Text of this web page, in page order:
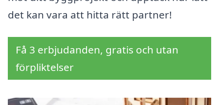
det kan vara att hitta rätt partner!
Få 3 erbjudanden, gratis och utan
förpliktelser